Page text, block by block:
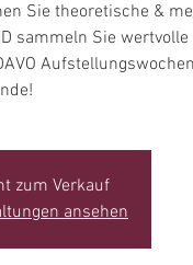
Sie theoretische &
sammeln Sie wertvolle
zum Verkauf
ansehen